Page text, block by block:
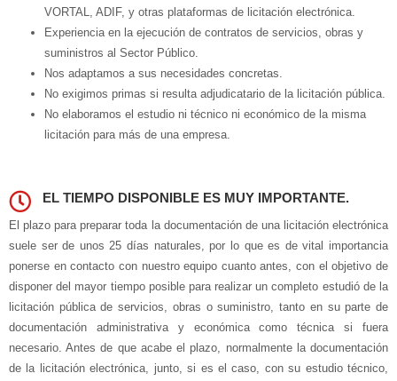
VORTAL, ADIF, y otras plataformas de licitación electrónica.
Experiencia en la ejecución de contratos de servicios, obras y
suministros al Sector Público.
Nos adaptamos a sus necesidades concretas.
No exigimos primas si resulta adjudicatario de la licitación pública.
No elaboramos el estudio ni técnico ni económico de la misma
licitación para más de una empresa.
EL TIEMPO DISPONIBLE ES MUY IMPORTANTE.
El plazo para preparar toda la documentación de una licitación electrónica
suele ser de unos 25 días naturales, por lo que es de vital importancia
ponerse en contacto con nuestro equipo cuanto antes, con el objetivo de
disponer del mayor tiempo posible para realizar un completo estudió de la
licitación pública de servicios, obras o suministro, tanto en su parte de
documentación administrativa y económica como técnica si fuera
necesario. Antes de que acabe el plazo, normalmente la documentación
de la licitación electrónica, junto, si es el caso, con su estudio técnico,